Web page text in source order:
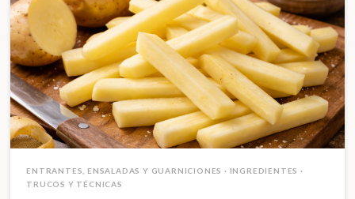
ENTRANTES, ENSALADAS Y GUARNICIONES · INGREDIENTES ·
TRUCOS Y TÉCNICAS